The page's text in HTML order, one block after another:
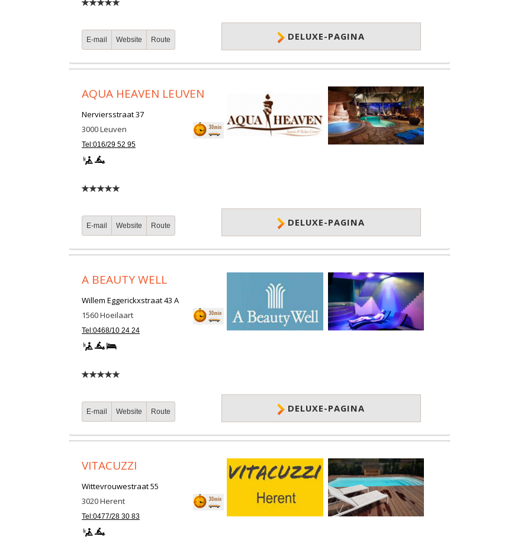
E-mail Website Route DELUXE-PAGINA
AQUA HEAVEN LEUVEN
Nerviersstraat 37
3000Leuven
Tel:016/29 52 95
E-mail Website Route DELUXE-PAGINA
A BEAUTY WELL
Willem Eggerickxstraat 43 A
1560Hoeilaart
Tel:0468/10 24 24
E-mail Website Route DELUXE-PAGINA
VITACUZZI
Wittevrouwestraat 55
3020Herent
Tel:0477/28 30 83